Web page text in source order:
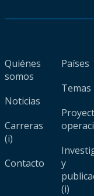
Quiénes
somos
Noticias
Carreras
(i)
Contacto
Países
Temas
y
(i)